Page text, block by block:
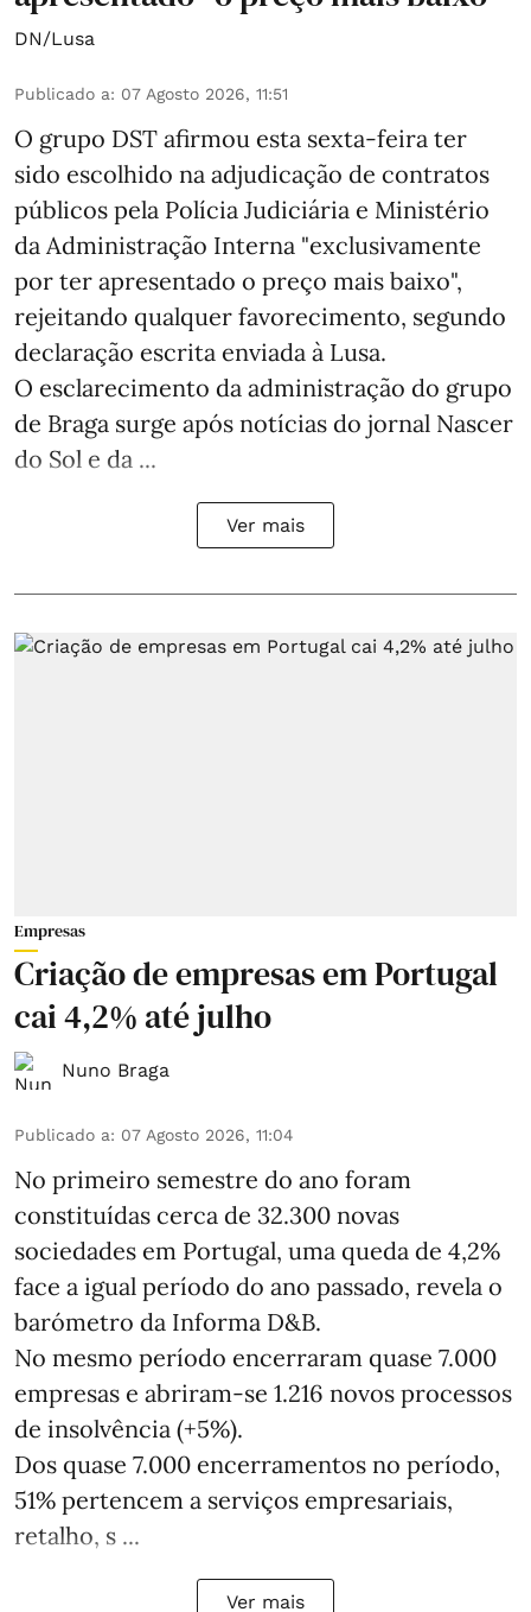
DN/Lusa
Publicado a: 07 Agosto 2026, 11:51
O grupo DST afirmou esta sexta-feira ter
sido escolhido na adjudicação de contratos
públicos pela Polícia Judiciária e Ministério
da Administração Interna "exclusivamente
por ter apresentado o preço mais baixo",
rejeitando qualquer favorecimento, segundo
declaração escrita enviada à Lusa.
O esclarecimento da administração do grupo
de Braga surge após notícias do jornal Nascer
do Sol e da ...
Ver mais
Empresas
Criação de empresas em Portugal
cai 4,2% até julho
Nuno Braga
Publicado a: 07 Agosto 2026, 11:04
No primeiro semestre do ano foram
constituídas cerca de 32.300 novas
sociedades em Portugal, uma queda de 4,2%
face a igual período do ano passado, revela o
barómetro da Informa D&B.
No mesmo período encerraram quase 7.000
empresas e abriram‑se 1.216 novos processos
de insolvência (+5%).
Dos quase 7.000 encerramentos no período,
51% pertencem a serviços empresariais,
retalho, s ...
Ver mais